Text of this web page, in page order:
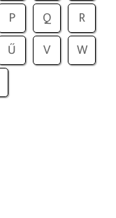
P Q
R
Ű V
W